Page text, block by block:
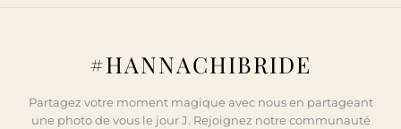
#HANNACHIBRIDE
Partagez votre moment magique avec nous en partageant
une photo de vous le jour J. Rejoignez notre communauté